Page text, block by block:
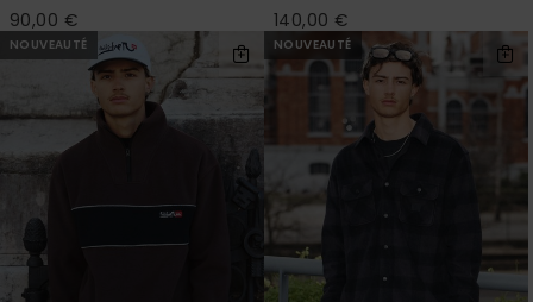
90,00 € 140,00 €
NOUVEAUTÉ NOUVEAUTÉ